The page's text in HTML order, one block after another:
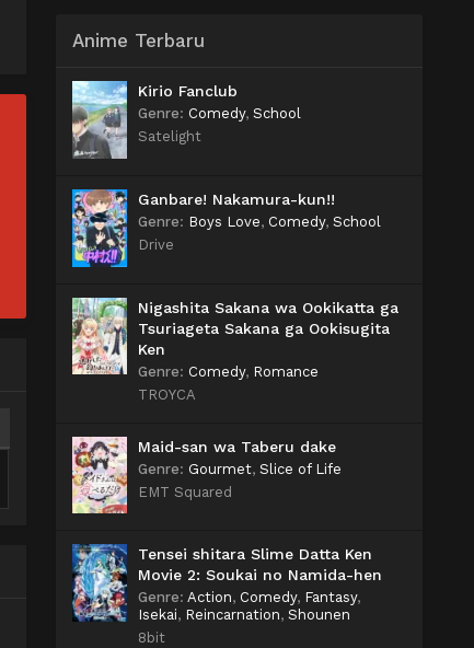
Anime Terbaru
Kirio Fanclub
Genre: Comedy, School
Satelight
Ganbare! Nakamura-kun!!
Genre: Boys Love, Comedy, School
Drive
Nigashita Sakana wa Ookikatta ga
Tsuriageta Sakana ga Ookisugita
Ken
Genre: Comedy, Romance
TROYCA
Maid-san wa Taberu dake
Genre: Gourmet, Slice of Life
EMT Squared
Tensei shitara Slime Datta Ken
Movie 2: Soukai no Namida-hen
Genre: Action, Comedy, Fantasy,
Isekai, Reincarnation, Shounen
8bit